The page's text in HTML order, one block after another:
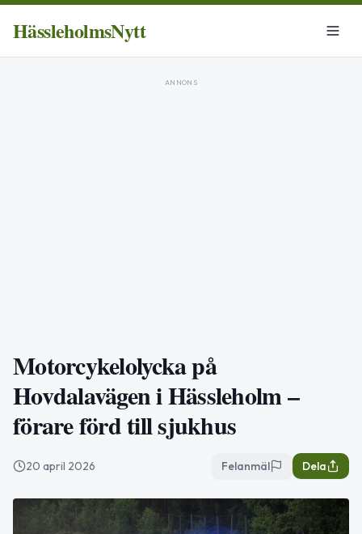
HässleholmsNytt
ANNONS
Motorcykelolycka på
Hovdalavägen i Hässleholm –
förare förd till sjukhus
20 april 2026 Felanmäl Dela